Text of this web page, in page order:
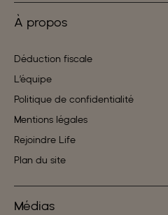
À propos
Déduction fiscale
L’équipe
Politique de confidentialité
Mentions légales
Rejoindre Life
Plan du site
Médias